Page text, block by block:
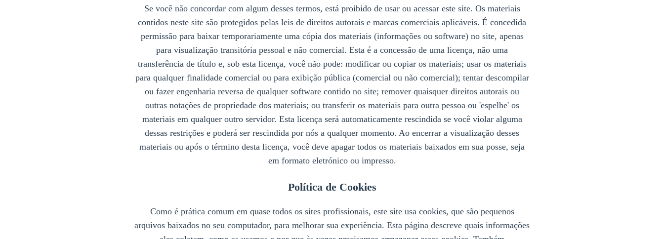
Se você não concordar com algum desses termos, está proibido de usar ou acessar este site. Os materiais
contidos neste site são protegidos pelas leis de direitos autorais e marcas comerciais aplicáveis. É concedida
permissão para baixar temporariamente uma cópia dos materiais (informações ou software) no site, apenas
para visualização transitória pessoal e não comercial. Esta é a concessão de uma licença, não uma
transferência de título e, sob esta licença, você não pode: modificar ou copiar os materiais; usar os materiais
para qualquer finalidade comercial ou para exibição pública (comercial ou não comercial); tentar descompilar
ou fazer engenharia reversa de qualquer software contido no site; remover quaisquer direitos autorais ou
outras notações de propriedade dos materiais; ou transferir os materiais para outra pessoa ou 'espelhe' os
materiais em qualquer outro servidor. Esta licença será automaticamente rescindida se você violar alguma
dessas restrições e poderá ser rescindida por nós a qualquer momento. Ao encerrar a visualização desses
materiais ou após o término desta licença, você deve apagar todos os materiais baixados em sua posse, seja
em formato eletrónico ou impresso.
Política de Cookies
Como é prática comum em quase todos os sites profissionais, este site usa cookies, que são pequenos
arquivos baixados no seu computador, para melhorar sua experiência. Esta página descreve quais informações